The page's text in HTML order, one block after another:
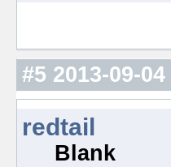
#5 2013-09-
redtail
Blank